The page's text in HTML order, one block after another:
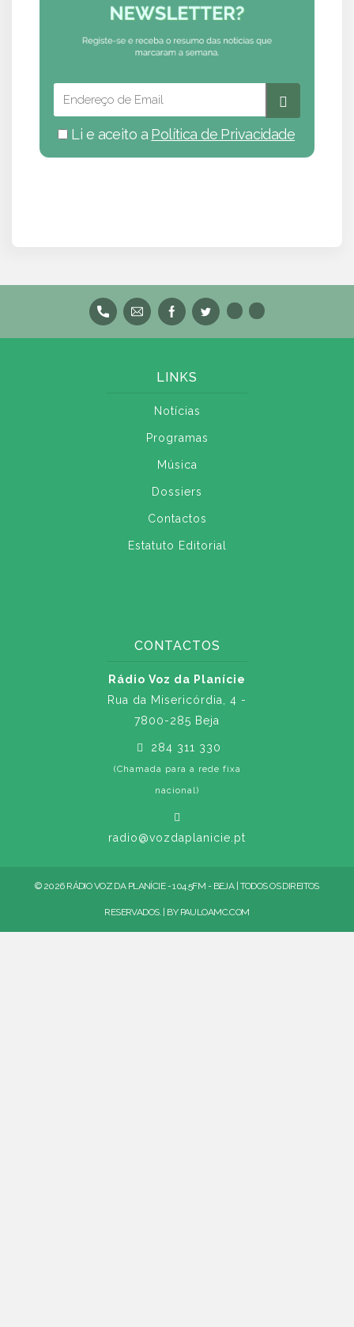
Li e aceito a Política de Privacidade
LINKS
Notícias
Programas
Música
Dossiers
Contactos
Estatuto Editorial
CONTACTOS
Rádio Voz da Planície
Rua da Misericórdia, 4 -
7800-285 Beja
284 311 330
(Chamada para a rede fixa
nacional)
radio@vozdaplanicie.pt
© 2026 RÁDIO VOZ DA PLANÍCIE - 104.5FM - BEJA | TODOS OS DIREITOS
RESERVADOS. | BY PAULOAMC.COM